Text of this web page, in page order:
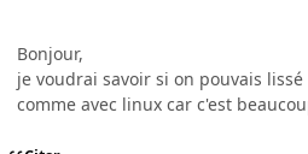
Bonjour,
je voudrai savoir si on pouvais
comme avec linux car c'est